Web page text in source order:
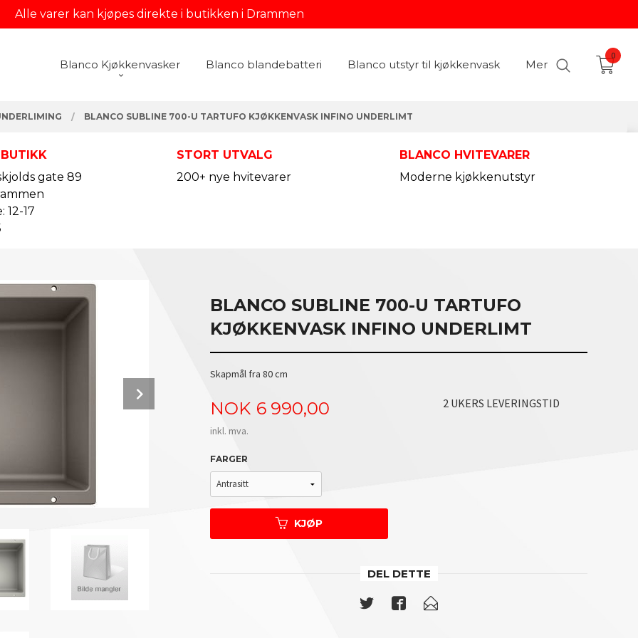
Alle varer kan kjøpes direkte i butikken i Drammen
Blanco Kjøkkenvasker Blanco blandebatteri Blanco utstyr til kjøkkenvask Mer
0
BLANCO SUBLINE 700-U TARTUFO KJØKKENVASK INFINO UNDERLIMT
gate 89
12-17
STORT UTVALG
200+ nye hvitevarer
BLANCO HVITEVARER
Moderne kjøkkenutstyr
BLANCO SUBLINE 700-U TARTUFO
KJØKKENVASK INFINO UNDERLIMT
Skapmål fra 80 cm
Pris
NOK 6 990,00
inkl. mva.
2 UKERS LEVERINGSTID
FARGER
KJØP
DEL DETTE